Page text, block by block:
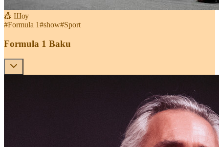
🎪 Шоу
#Formula 1#show#Sport
Formula 1 Baku